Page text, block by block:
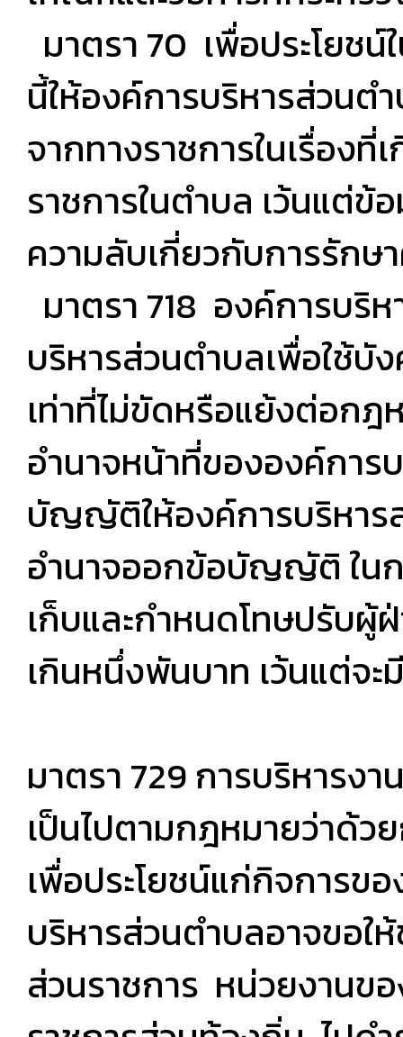
มาตรา 70 เพื่อประโย
นี้ให้องค์การบริหารส่วนต
จากทางราชการในเรื่อง
ราชการในตำบล เว้นแต่ข้
ความลับเกี่ยวกับการรักษ
มาตรา 718 องค์การบ
บริหารส่วนตำบลเพื่อใช้บั
เท่าที่ไม่ขัดหรือแย้งต่อกฎ
อำนาจหน้าที่ขององค์กา
บัญญัติให้องค์การบริหา
อำนาจออกข้อบัญญัติ ในก
เก็บและกำหนดโทษปรับ
เกินหนึ่งพันบาท เว้นแต่จ
มาตรา 729 การบริหารง
เป็นไปตามกฎหมายว่าด้ว
เพื่อประโยชน์แก่กิจการข
บริหารส่วนตำบลอาจขอ
ส่วนราชการ หน่วยงานข